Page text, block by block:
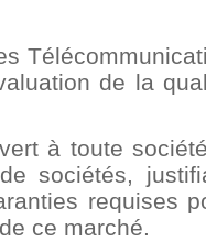
de la
à toute
sociétés,
requises
ce marché.